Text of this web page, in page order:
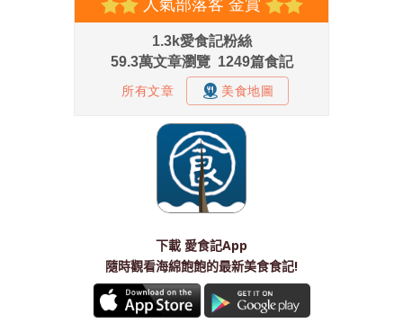
下載 愛食記App
隨時觀看海綿飽飽的最新美食食記!